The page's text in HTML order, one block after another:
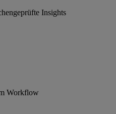
Insights
Workflow